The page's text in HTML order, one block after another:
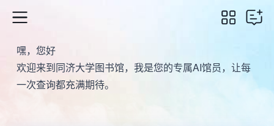
嘿，您好
欢迎来到同济大学图书馆，我是您的专属AI馆员，让每
一次查询都充满期待。